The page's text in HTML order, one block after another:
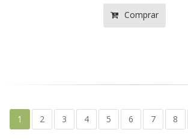
Comprar
1 2 3 4 5 6 7 8